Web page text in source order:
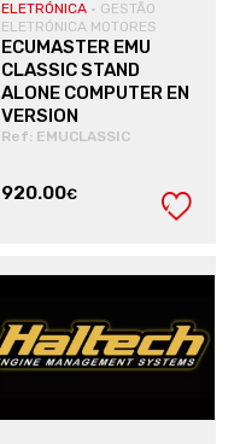
ELETRÓNICA · GESTÃO
ELETRÓNICA MOTORES
ECUMASTER EMU
CLASSIC STAND
ALONE COMPUTER EN
VERSION
Ref: EMUCLASSIC
920.00€